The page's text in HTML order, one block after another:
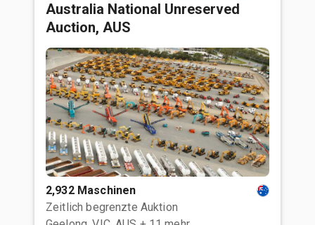
Australia National Unreserved
Auction, AUS
2,932 Maschinen
Zeitlich begrenzte Auktion